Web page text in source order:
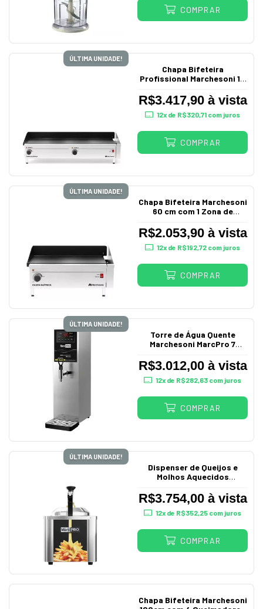
COMPRAR
ÚLTIMA UNIDADE!
Chapa Bifeteira
Profissional Marchesoni 1M
Aquecimento 220v
R$3.417,90 à vista
12x de R$320,71com juros
COMPRAR
ÚLTIMA UNIDADE!
Chapa Bifeteira Marchesoni
60 cm com 1 Zona de
R$2.053,90 à vista
12x de R$192,72com juros
COMPRAR
ÚLTIMA UNIDADE!
Torre de Água Quente
Marchesoni MarcPro 7
R$3.012,00 à vista
12x de R$282,63com juros
COMPRAR
ÚLTIMA UNIDADE!
Dispenser de Queijos e
Molhos Aquecidos
220V
R$3.754,00 à vista
12x de R$352,25com juros
COMPRAR
Chapa Bifeteira Marchesoni